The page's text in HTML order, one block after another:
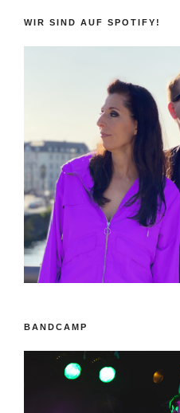
WIR SIND AUF SPOTIFY!
BANDCAMP